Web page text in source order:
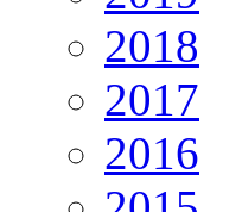
2018
2017
2016